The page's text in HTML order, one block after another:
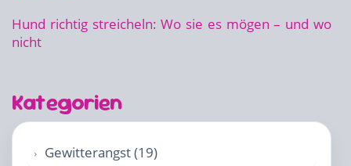
Hund richtig streicheln: Wo sie es mögen – und wo
nicht
Kategorien
Gewitterangst (19)